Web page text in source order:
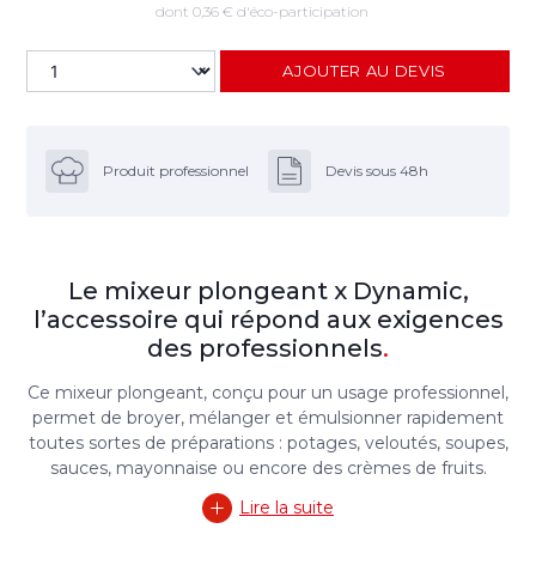
dont 0,36 € d'éco-participation
AJOUTER AU DEVIS
Produit professionnel Devis sous 48h
Le mixeur plongeant x Dynamic,
l’accessoire qui répond aux exigences
des professionnels.
Ce mixeur plongeant, conçu pour un usage professionnel,
permet de broyer, mélanger et émulsionner rapidement
toutes sortes de préparations : potages, veloutés, soupes,
sauces, mayonnaise ou encore des crèmes de fruits.
Lire la suite